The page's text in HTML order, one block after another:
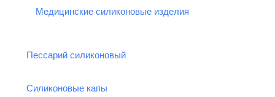
Медицинские силиконовые изделия
Пессарий силиконовый
Силиконовые капы